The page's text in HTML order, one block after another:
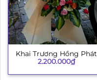
Khai Trương Hồng Phát
2.200.000₫